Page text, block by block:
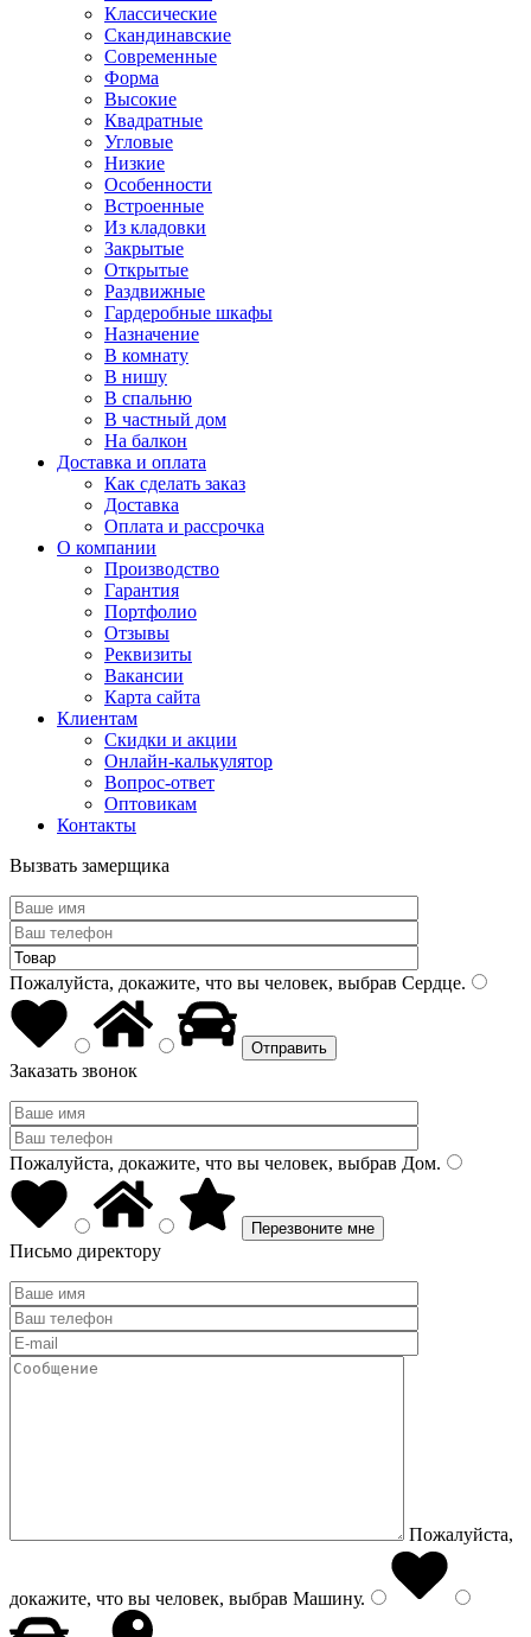
Классические
Скандинавские
Современные
Форма
Высокие
Квадратные
Угловые
Низкие
Особенности
Встроенные
Из кладовки
Закрытые
Открытые
Раздвижные
Гардеробные шкафы
Назначение
В комнату
В нишу
В спальню
В частный дом
На балкон
Доставка и оплата
Как сделать заказ
Доставка
Оплата и рассрочка
О компании
Производство
Гарантия
Портфолио
Отзывы
Реквизиты
Вакансии
Карта сайта
Клиентам
Скидки и акции
Онлайн-калькулятор
Вопрос-ответ
Оптовикам
Контакты
Вызвать замерщика
Пожалуйста, докажите, что вы человек, выбрав Сердце.
Заказать звонок
Пожалуйста, докажите, что вы человек, выбрав Дом.
Письмо директору
Пожалуйста,
докажите, что вы человек, выбрав Машину.